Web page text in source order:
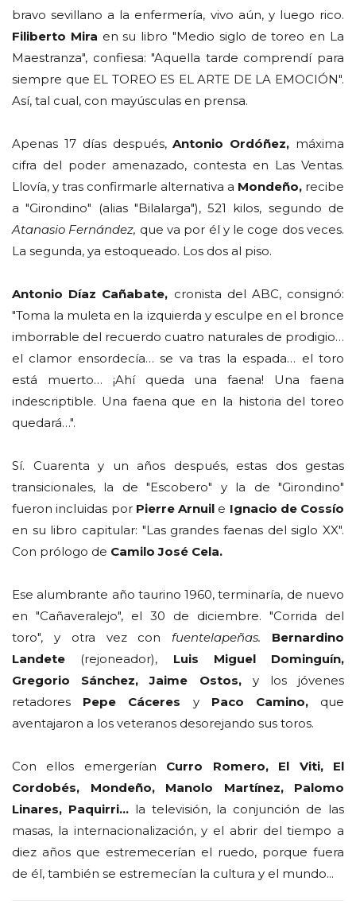
bravo sevillano a la enfermería, vivo aún, y luego rico.
Filiberto Mira en su libro "Medio siglo de toreo en La
Maestranza", confiesa: "Aquella tarde comprendí para
siempre que EL TOREO ES EL ARTE DE LA EMOCIÓN".
Así, tal cual, con mayúsculas en prensa.
Apenas 17 días después,Antonio Ordóñez, máxima
cifra del poder amenazado, contesta en Las Ventas.
Llovía, y tras confirmarle alternativa a Mondeño, recibe
a "Girondino" (alias "Bilalarga"), 521 kilos, segundo de
Atanasio Fernández, que va por él y le coge dos veces.
La segunda, ya estoqueado. Los dos al piso.
Antonio Díaz Cañabate, cronista del ABC, consignó:
"Toma la muleta en la izquierda y esculpe en el bronce
imborrable del recuerdo cuatro naturales de prodigio…
el clamor ensordecía… se va tras la espada… el toro
está muerto… ¡Ahí queda una faena! Una faena
indescriptible. Una faena que en la historia del toreo
quedará…".
Sí. Cuarenta y un años después, estas dos gestas
transicionales, la de "Escobero" y la de "Girondino"
fueron incluidas por Pierre Arnuil e Ignacio de Cossío
en su libro capitular: "Las grandes faenas del siglo XX".
Con prólogo de Camilo José Cela.
Ese alumbrante año taurino 1960, terminaría, de nuevo
en "Cañaveralejo", el 30 de diciembre. "Corrida del
toro", y otra vez con fuentelapeñas. Bernardino
Landete (rejoneador), Luis Miguel Dominguín,
Gregorio Sánchez, Jaime Ostos,y los jóvenes
retadores Pepe Cáceres yPaco Camino, que
aventajaron a los veteranos desorejando sus toros.
Con ellos emergerían Curro Romero, El Viti, El
Cordobés, Mondeño, Manolo Martínez, Palomo
Linares, Paquirri… la televisión, la conjunción de las
masas, la internacionalización, y el abrir del tiempo a
diez años que estremecerían el ruedo, porque fuera
de él, también se estremecían la cultura y el mundo...